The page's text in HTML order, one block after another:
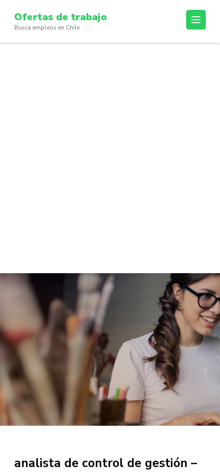
content
(Press
Ofertas de trabajo
Busca empleos en Chile
analista de control de gestión –